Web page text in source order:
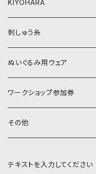
KIYOHARA
刺しゅう糸
COSMO 25番刺しゅう糸
ぬいぐるみ用ウェア
ワークショップ参加券
その他
テキストを入力してください